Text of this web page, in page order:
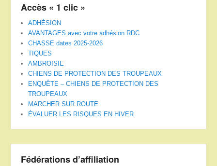
Accès « 1 clic »
ADHÉSION
AVANTAGES avec votre adhésion RDC
CHASSE dates 2025-2026
TIQUES
AMBROISIE
CHIENS DE PROTECTION DES TROUPEAUX
ENQUÊTE – CHIENS DE PROTECTION DES
TROUPEAUX
MARCHER SUR ROUTE
ÉVALUER LES RISQUES EN HIVER
Fédérations d’affiliation